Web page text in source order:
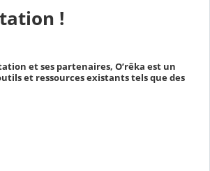
!
et ses partenaires, O’rêka est un
et ressources existants tels que des